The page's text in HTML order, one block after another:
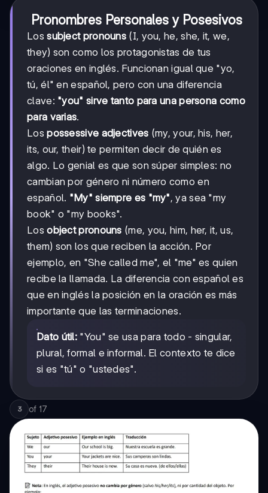
Pronombres Personales y Posesivos
Lossubject pronouns (I, you, he, she, it, we,
they) son como los protagonistas de tus
oraciones en inglés. Funcionan igual que "yo,
tú, él" en español, pero con una diferencia
clave: "you" sirve tanto para una persona como
para varias.
Lospossessive adjectives (my, your, his, her,
its, our, their) te permiten decir de quién es
algo. Lo genial es que son súper simples: no
cambian por género ni número como en
español. "My" siempre es "my", ya sea "my
book" o "my books".
Losobject pronouns (me, you, him, her, it, us,
them) son los que reciben la acción. Por
ejemplo, en "She called me", el "me" es quien
recibe la llamada. La diferencia con español es
que en inglés la posición en la oración es más
importante que las terminaciones.
Dato útil: "You" se usa para todo - singular,
plural, formal e informal. El contexto te dice
si es "tú" o "ustedes".
3 of 17